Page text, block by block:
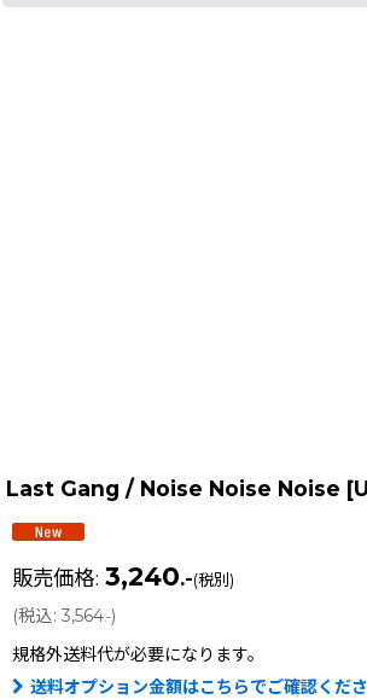
Last Gang / Noise Noise Noise
販売価格: 3,240.-(税別)
(税込: 3,564.-)
規格外送料代が必要になります。
送料オプション金額はこちらでご確認くださ